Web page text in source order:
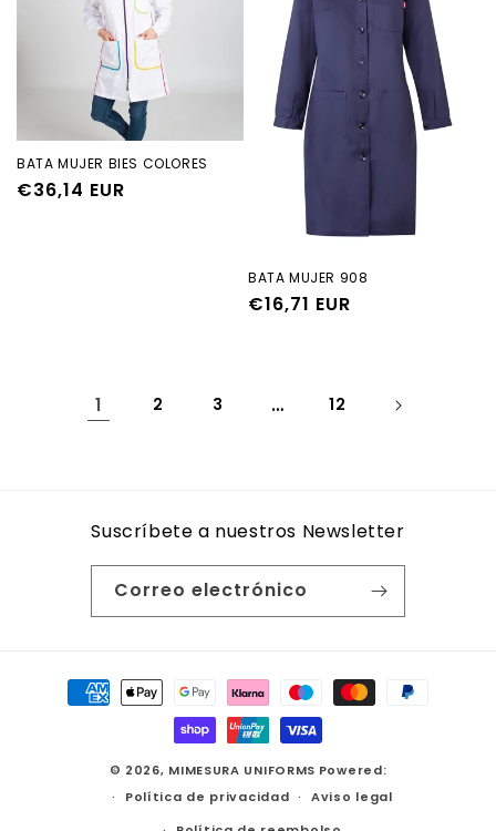
BATA MUJER BIES COLORES
Precio
€36,14 EUR
BATA MUJER 908
Precio
€16,71 EUR
1 2 3 … 12
Suscríbete a nuestros Newsletter
Correo electrónico
Formas
© 2026, MIMESURA UNIFORMS Powered:
Política de privacidad
Aviso legal